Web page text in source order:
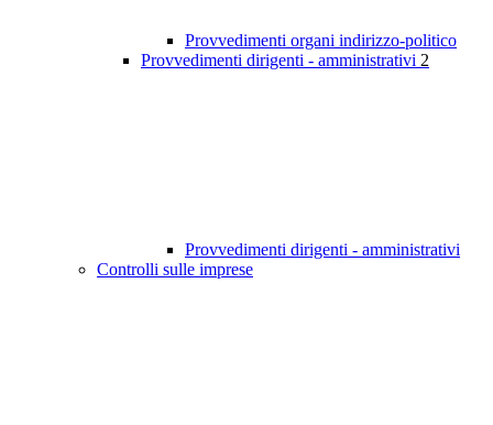
Provvedimenti organi indirizzo-politico
Provvedimenti dirigenti - amministrativi 2
Provvedimenti dirigenti - amministrativi
Controlli sulle imprese